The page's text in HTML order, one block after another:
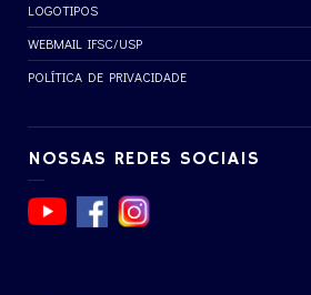
LOGOTIPOS
WEBMAIL IFSC/USP
POLÍTICA DE PRIVACIDADE
NOSSAS REDES SOCIAIS